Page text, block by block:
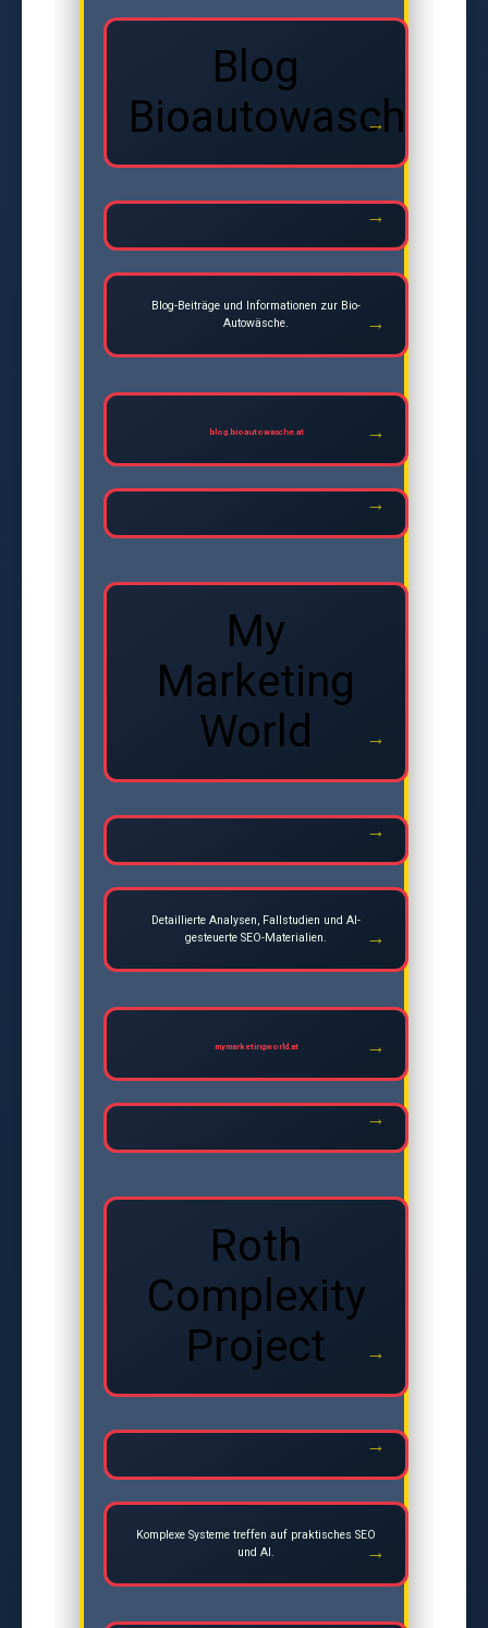
Blog
Bioautowasche
Blog-Beiträge und Informationen zur Bio-
Autowäsche.
blog.bioautowasche.at
My
Marketing
World
Detaillierte Analysen, Fallstudien und AI-
gesteuerte SEO-Materialien.
mymarketingworld.at
Roth
Complexity
Project
Komplexe Systeme treffen auf praktisches SEO
und AI.